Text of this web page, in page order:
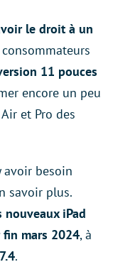
le droit à un
11 pouces
encore un peu
et Pro des
avoir besoin
savoir plus.
nouveaux iPad
fin mars 2024, à
.